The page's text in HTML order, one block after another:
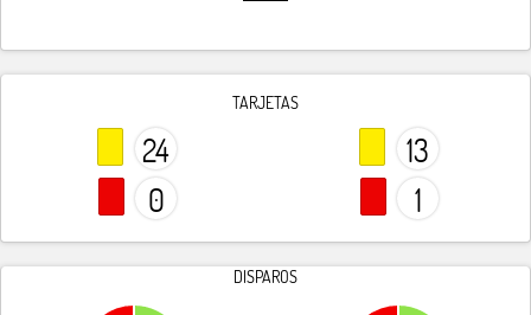
TARJETAS
24
0
13
1
DISPAROS